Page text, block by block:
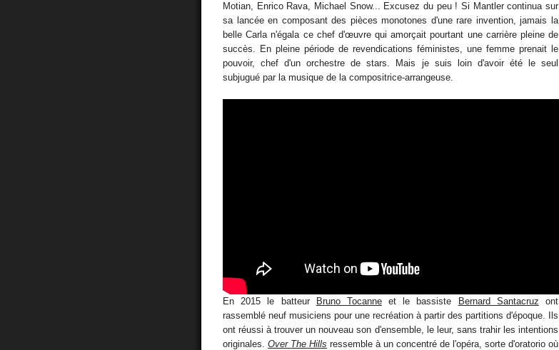
Motian, Enrico Rava, Michael Snow... Excusez du peu ! Si Mantler continua sur
sa lancée en composant des pièces monotones d'une rare invention, jamais la
belle Carla n'égala ce chef d'œuvre qui amorçait pourtant une carrière pleine de
succès. En pleine période de revendications féministes, une femme prenait le
pouvoir, chef d'un orchestre de stars. Mais je suis loin d'avoir été le seul
subjugué par la musique de la compositrice-arrangeuse.
En 2015 le batteur Bruno Tocanneet le bassiste Bernard Santacruz ont
rassemblé neuf musiciens pour une recréation à partir des partitions d'époque. Ils
ont réussi à trouver un nouveau son d'ensemble, le leur, sans trahir les intentions
originales. Over The Hills ressemble à un concentré de l'opéra, sorte d'oratorio où